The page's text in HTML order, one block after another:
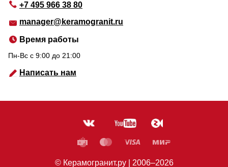
+7 495 966 38 80
manager@keramogranit.ru
Время работы
Пн-Вс c 9:00 до 21:00
Написать нам
© Керамогранит.ру | 2006–2026